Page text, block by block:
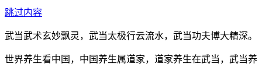
跳过内容
武当武术玄妙飘灵，武当太极行云流水，武当功夫博大精深。
世界养生看中国，中国养生属道家，道家养生在武当，武当养